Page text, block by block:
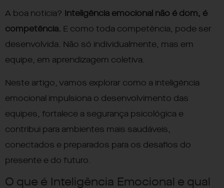
A boa notícia?
Inteligência emocional não é dom, é
competência. E como toda competência, pode ser
desenvolvida. Não só individualmente, mas em
equipe, em aprendizagem coletiva.
Neste artigo, vamos explorar como a inteligência
emocional impulsiona o desenvolvimento das
equipes, fortalece a segurança psicológica e
contribui para ambientes mais saudáveis,
conectados e preparados para os desafios do
presente e do futuro.
O que é Inteligência Emocional e qual